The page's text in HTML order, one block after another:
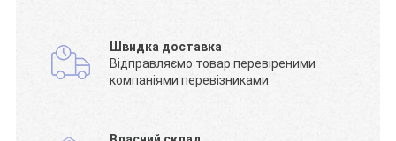
Швидка доставка
Відправляємо товар перевіреними
компаніями перевізниками